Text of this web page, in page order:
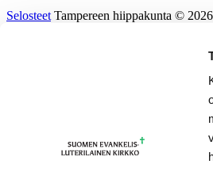
Selosteet Tampereen hiippakunta © 2026
Kalenteri